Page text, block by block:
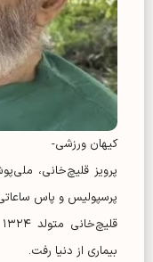
کیهان ورزشی-
پرویز قلیچ‌خانی،
پرسپولیس و پاس
بیماری از دنیا رفت.